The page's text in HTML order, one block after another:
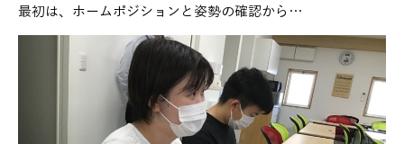
最初は、ホームポジションと姿勢の確認から…